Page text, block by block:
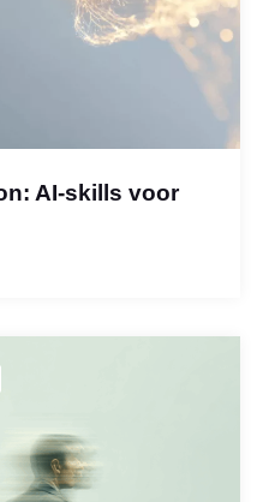
AI-skills voor